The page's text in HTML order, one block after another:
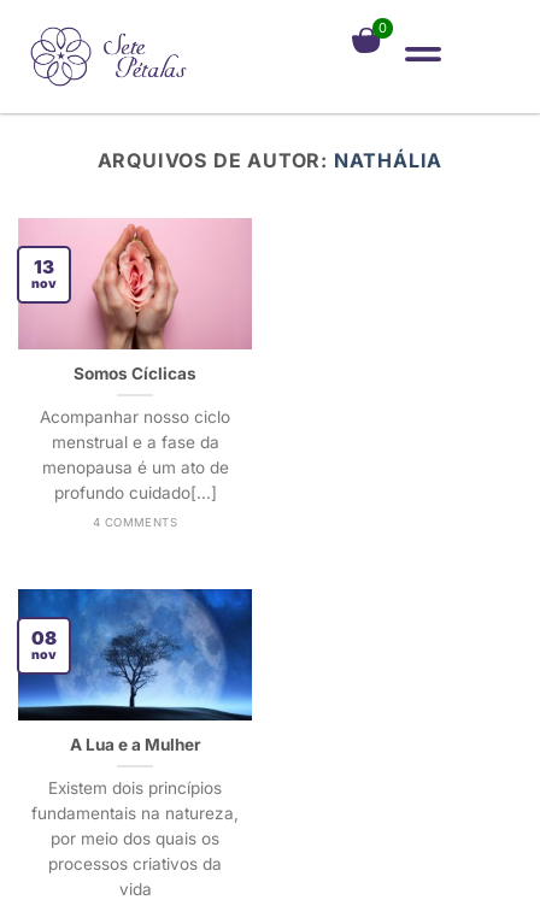
0
ARQUIVOS DE AUTOR: NATHÁLIA
Somos Cíclicas
Acompanhar nosso ciclo
menstrual e a fase da
menopausa é um ato de
profundo cuidado[...]
4 COMMENTS
13
nov
A Lua e a Mulher
Existem dois princípios
fundamentais na natureza,
por meio dos quais os
processos criativos da
vida
08
nov